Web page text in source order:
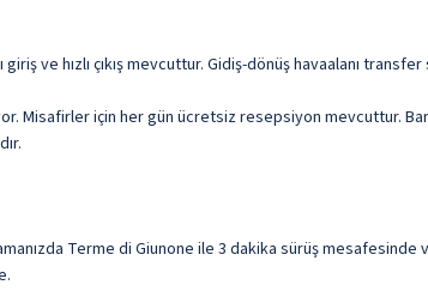
ve hızlı çıkış mevcuttur. Gidiş-dönüş havaalanı
Misafirler için her gün ücretsiz resepsiyon mevcuttur.
Terme di Giunone ile 3 dakika sürüş mesafesinde